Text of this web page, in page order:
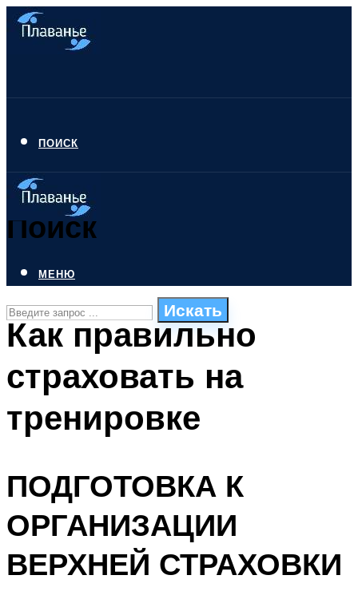
ПОИСК
Поиск
Искать
СТИЛИ ПЛАВАНЬЯ
ПЛАВАНЬЕ ДЛЯ ДЕТЕЙ
БАССЕЙН ДЛЯ ДОМА
МЕНЮ
МЕНЮ
Как правильно
страховать на
тренировке
ПОДГОТОВКА К
ОРГАНИЗАЦИИ
ВЕРХНЕЙ СТРАХОВКИ